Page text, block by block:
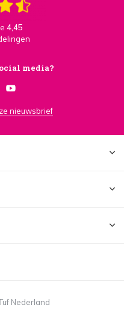
4,45
media?
nieuwsbrief
Nederland